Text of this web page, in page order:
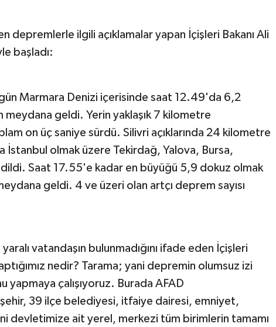
depremlerle ilgili açıklamalar yapan İçişleri Bakanı Ali
başladı:
Marmara Denizi içerisinde saat 12.49'da 6,2
geldi. Yerin yaklaşık 7 kilometre
on üç saniye sürdü. Silivri açıklarında 24 kilometre
İstanbul olmak üzere Tekirdağ, Yalova, Bursa,
Saat 17.55'e kadar en büyüğü 5,9 dokuz olmak
geldi. 4 ve üzeri olan artçı deprem sayısı
vatandaşın bulunmadığını ifade eden İçişleri
nedir? Tarama; yani depremin olumsuz izi
yapmaya çalışıyoruz. Burada AFAD
39 ilçe belediyesi, itfaiye dairesi, emniyet,
devletimize ait yerel, merkezi tüm birimlerin tamamı